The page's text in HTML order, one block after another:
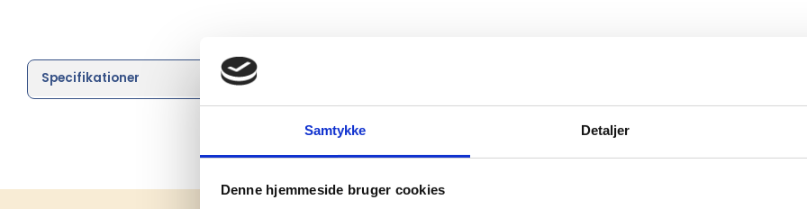
Samtykke Detaljer
Denne hjemmeside bruger cookies
Specifikationer